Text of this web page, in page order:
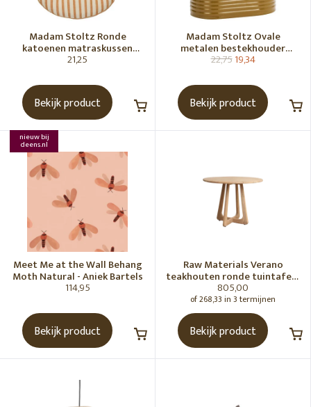
Madam Stoltz Ronde
katoenen matraskussen
Gebroken wit, donkere
21,25
Bekijk product
Madam Stoltz Ovale
metalen bestekhouder
Tapenade
22,7519,34
Bekijk product
nieuw bij
deens.nl
Meet Me at the Wall Behang
Moth Natural - Aniek Bartels
114,95
Bekijk product
Raw Materials Verano
teakhouten ronde tuintafel -
Ø100 cm
805,00
of 268,33 in 3 termijnen
Bekijk product